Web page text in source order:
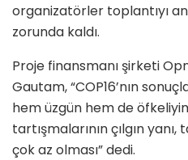
organizatörler toplantıyı
zorunda kaldı.
Proje finansmanı şirketi
Gautam, “COP16’nın
hem üzgün hem de
tartışmalarının çılgın
çok az olması” dedi.